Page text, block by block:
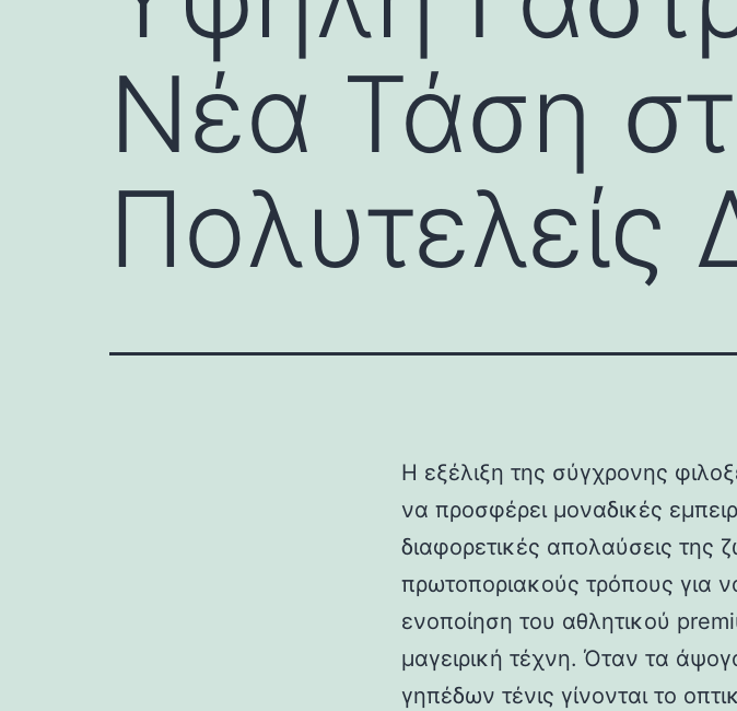
Νέα Τάση
Πολυτελείς
Η εξέλιξη της σύγχρονης
να προσφέρει μοναδικές
διαφορετικές απολαύσεις της
πρωτοποριακούς τρόπους για
ενοποίηση του αθλητικού
μαγειρική τέχνη. Όταν τα
γηπέδων τένις γίνονται το